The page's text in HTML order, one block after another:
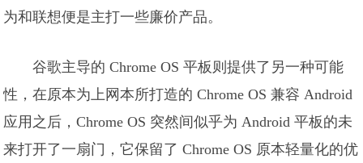
为和联想便是主打一些廉价产品。
谷歌主导的 Chrome OS 平板则提供了另一种可能
性，在原本为上网本所打造的 Chrome OS 兼容 Android
应用之后，Chrome OS 突然间似乎为 Android 平板的未
来打开了一扇门，它保留了 Chrome OS 原本轻量化的优